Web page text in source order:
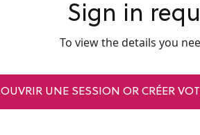
Sign in
To view the details you
OUVRIR UNE SESSION OR CRÉER